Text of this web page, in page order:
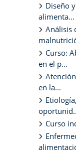
Diseño
alimenta...
Análisis
Curso:
en el p...
en la...
Curso